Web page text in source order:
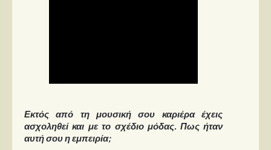
Εκτός από τη μουσική σου καριέρα έχεις
ασχοληθεί και με το σχέδιο μόδας. Πως ήταν
αυτή σου η εμπειρία;